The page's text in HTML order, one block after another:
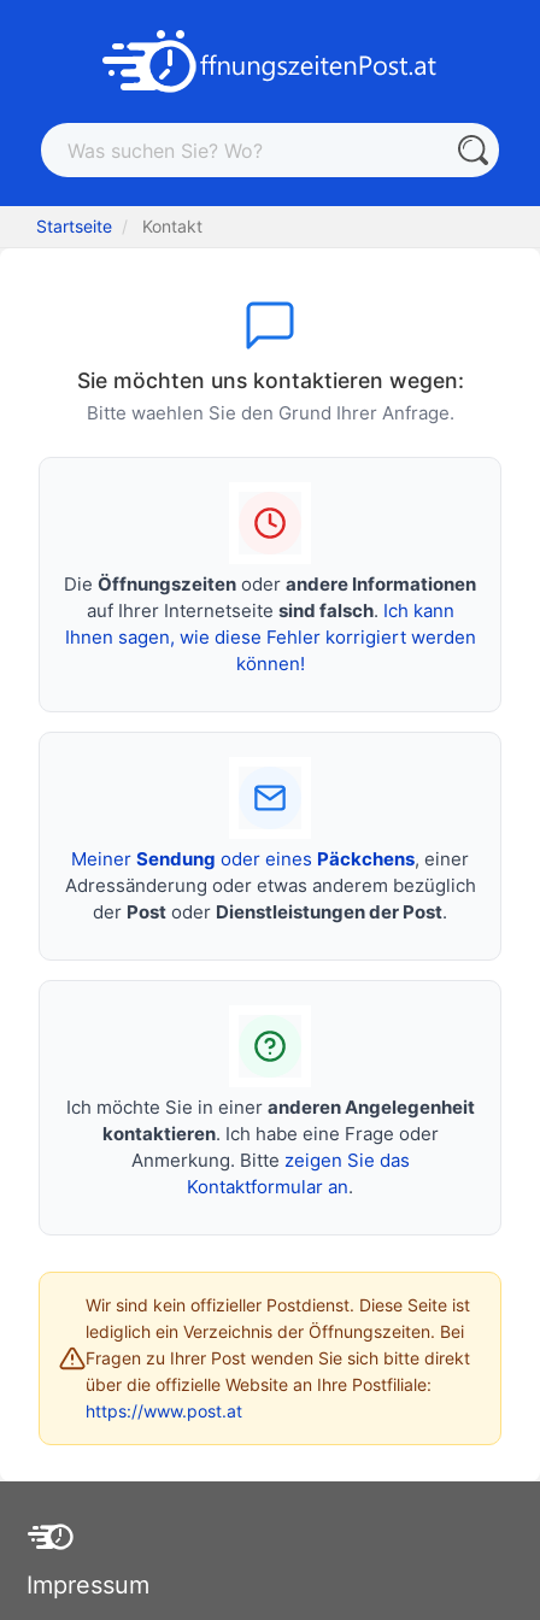
Startseite Kontakt
Sie möchten uns kontaktieren wegen:
Bitte waehlen Sie den Grund Ihrer Anfrage.
Die Öffnungszeiten oder andere Informationen
auf Ihrer Internetseite sind falsch. Ich kann
Ihnen sagen, wie diese Fehler korrigiert werden
können!
Meiner Sendung oder eines Päckchens, einer
Adressänderung oder etwas anderem bezüglich
der Post oder Dienstleistungen der Post.
Ich möchte Sie in einer anderen Angelegenheit
kontaktieren. Ich habe eine Frage oder
Anmerkung. Bitte zeigen Sie das
Kontaktformular an.
Wir sind kein offizieller Postdienst. Diese Seite ist
lediglich ein Verzeichnis der Öffnungszeiten. Bei
Fragen zu Ihrer Post wenden Sie sich bitte direkt
über die offizielle Website an Ihre Postfiliale:
https://www.post.at
Impressum